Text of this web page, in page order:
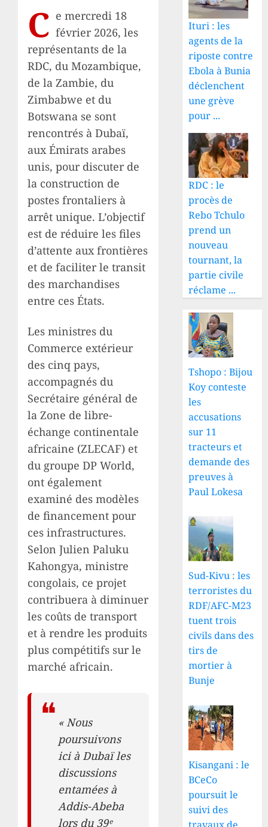
C e mercredi 18
février 2026, les
représentants de la
RDC, du Mozambique,
de la Zambie, du
Zimbabwe et du
Botswana se sont
rencontrés à Dubaï,
aux Émirats arabes
unis, pour discuter de
la construction de
postes frontaliers à
arrêt unique. L’objectif
est de réduire les files
d’attente aux frontières
et de faciliter le transit
des marchandises
entre ces États.
Les ministres du
Commerce extérieur
des cinq pays,
accompagnés du
Secrétaire général de
la Zone de libre-
échange continentale
africaine (ZLECAF) et
du groupe DP World,
ont également
examiné des modèles
de financement pour
ces infrastructures.
Selon Julien Paluku
Kahongya, ministre
congolais, ce projet
contribuera à diminuer
les coûts de transport
et à rendre les produits
plus compétitifs sur le
marché africain.
« Nous
poursuivons
ici à Dubaï les
discussions
entamées à
Addis-Abeba
lors du 39ᵉ
Ituri : les
agents de la
riposte contre
Ebola à Bunia
déclenchent
une grève
pour ...
RDC : le
procès de
Rebo Tchulo
prend un
nouveau
tournant, la
partie civile
réclame ...
Tshopo : Bijou
Koy conteste
les
accusations
sur 11
tracteurs et
demande des
preuves à
Paul Lokesa
Sud-Kivu : les
terroristes du
RDF/AFC-M23
tuent trois
civils dans des
tirs de
mortier à
Bunje
Kisangani : le
BCeCo
poursuit le
suivi des